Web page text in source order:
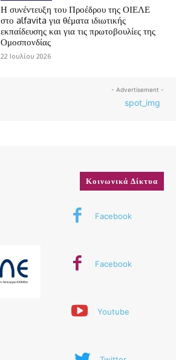
Η συνέντευξη του Προέδρου της ΟΙΕΛΕ
στο alfavita για θέματα ιδιωτικής
εκπαίδευσης και για τις πρωτοβουλίες της
Ομοσπονδίας
22 Ιουλίου 2026
- Advertisement -
Κοινωνικά Δίκτυα
Facebook
Facebook
Youtube